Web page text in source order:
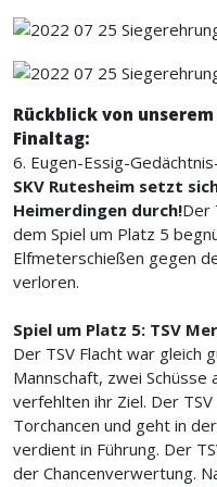
Rückblick von
Finaltag:
6. Eugen-Essig-
SKV Rutesheim setzt
Heimerdingen durch!Der
dem Spiel um Platz 5
Elfmeterschießen gegen
verloren.
Spiel um Platz 5: TSV
Der TSV Flacht war gleich
Mannschaft, zwei
verfehlten ihr Ziel. Der
Torchancen und geht in
verdient in Führung. Der
der Chancenverwertung.